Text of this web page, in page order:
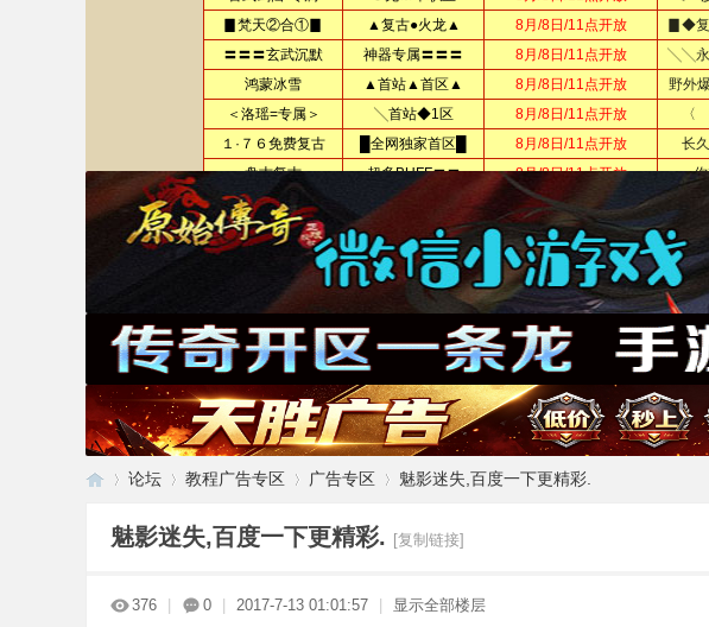
论坛 教程广告专区 广告专区 魅影迷失,百度一下更精彩.
魅影迷失,百度一下更精彩. [复制链接]
376 0 2017-7-13 01:01:57 显示全部楼层